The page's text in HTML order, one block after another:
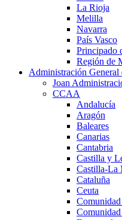
La Rioja
Melilla
Navarra
País Vasco
Principado
Región de
Administración General
Joan
CCAA
Andalucía
Aragón
Baleares
Canarias
Cantabria
Castilla y
Castilla-La
Cataluña
Ceuta